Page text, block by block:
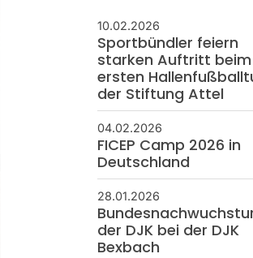
10.02.2026
Sportbündler feiern
starken Auftritt beim
ersten
der Stiftung Attel
04.02.2026
FICEP Camp 2026 in
Deutschland
28.01.2026
der DJK bei der DJK
Bexbach